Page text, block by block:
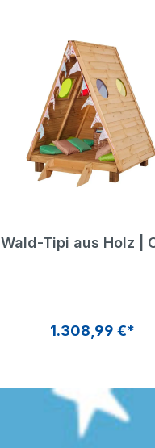
Wald-Tipi aus Holz |
1.308,99 €*